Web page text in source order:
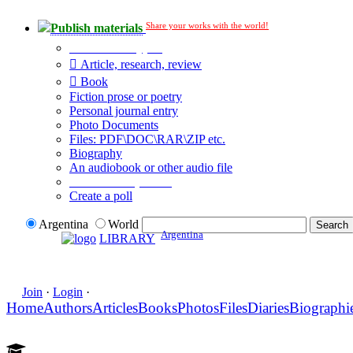
Publish materials Share your works with the world!
Article, research, review
Book
Fiction prose or poetry
Personal journal entry
Photo Documents
Files: PDF\DOC\RAR\ZIP etc.
Biography
An audiobook or other audio file
Create a poll
Argentina
World
LIBRARY Argentina
Join · Login ·
HomeAuthorsArticlesBooksPhotosFilesDiaries